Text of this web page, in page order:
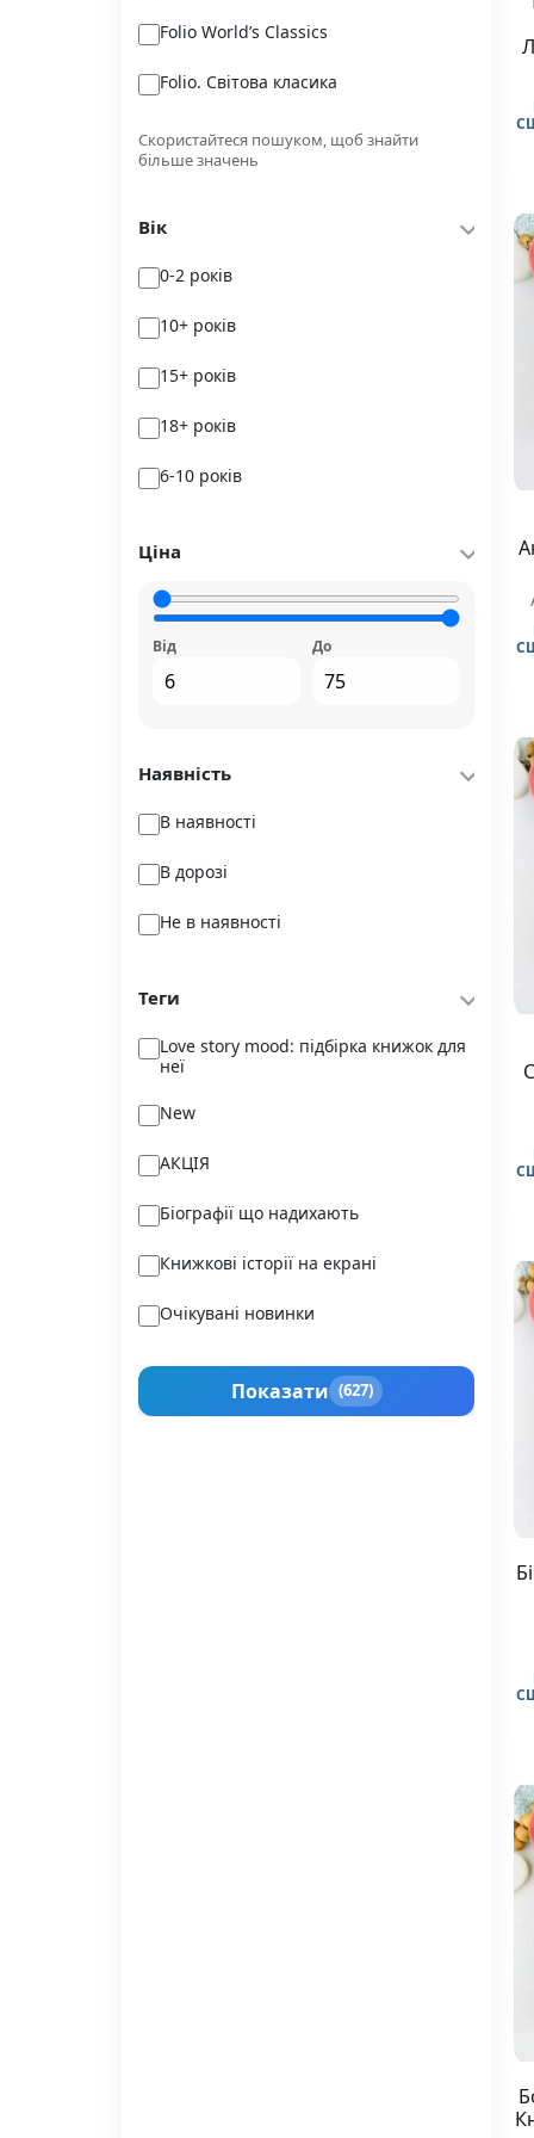
Бородатий Тамарин
Видавництво Жупанського
Видавництво Старого Лева
Жорж
ІРІО
Книголав
КСД
Лабораторія
Маґура
Наш Формат
Ранок
Рідна мова
Фоліо
Folio World’s Classics
Folio. Світова класика
Аврора
Алекс Стерн
Атлас
Скористайтеся пошуком, щоб знайти
більше значень
Вік
0-2 років
10+ років
15+ років
18+ років
6-10 років
Ціна
Від До
Наявність
В наявності
В дорозі
Не в наявності
Теги
Love story mood: підбірка книжок для
неї
New
АКЦІЯ
Біографії що надихають
Книжкові історії на екрані
Очікувані новинки
Подарунок для нього
Прокачай себе
Показати (627)